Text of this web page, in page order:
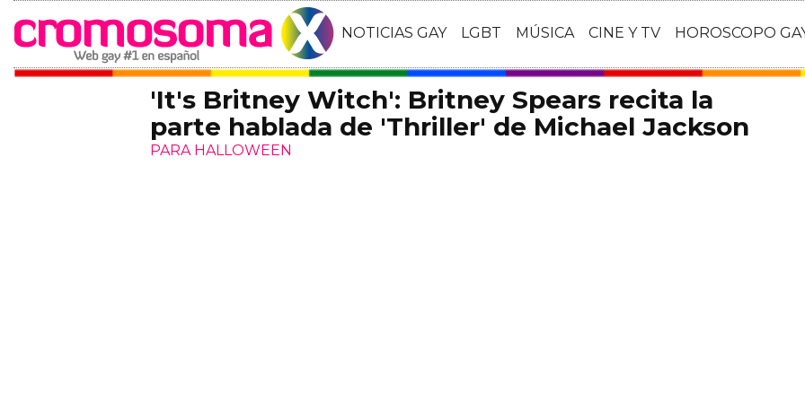
NOTICIAS GAY LGBT MÚSICA CINE Y TV HOROSCOPO
'It's Britney Witch': Britney Spears recita la
parte hablada de 'Thriller' de Michael Jackson
PARA HALLOWEEN